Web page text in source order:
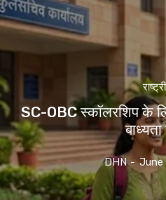
SC-OBC स्कॉलरशिप के
DHN - June